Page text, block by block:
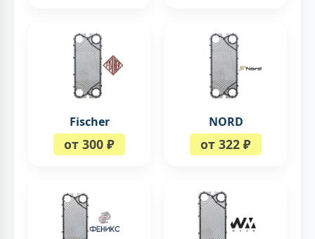
Fischer
от 300 ₽
NORD
от 322 ₽